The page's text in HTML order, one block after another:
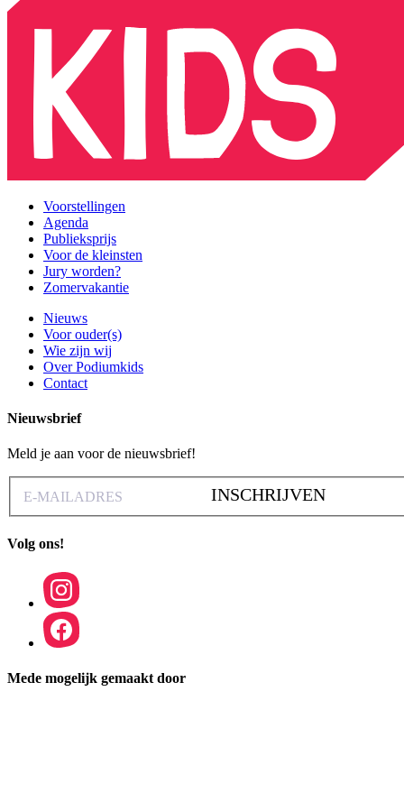
Voorstellingen
Agenda
Publieksprijs
Voor de kleinsten
Jury worden?
Zomervakantie
Nieuws
Voor ouder(s)
Wie zijn wij
Over Podiumkids
Contact
Nieuwsbrief
Meld je aan voor de nieuwsbrief!
INSCHRIJVEN
Volg ons!
Mede mogelijk gemaakt door